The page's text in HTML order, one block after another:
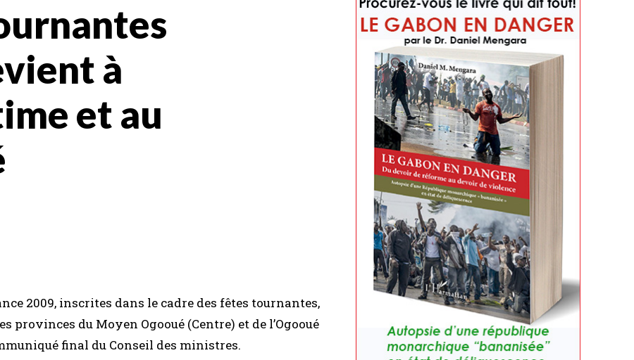
à
et au
2009, inscrites dans le cadre des fêtes tournantes,
provinces du Moyen Ogooué (Centre) et de l’Ogooué
final du Conseil des ministres.